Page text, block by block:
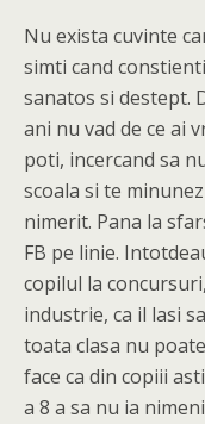
Nu exista cuvinte
simti cand
sanatos si destept.
ani nu vad de ce ai
poti, incercand sa
scoala si te
nimerit. Pana la
FB pe linie.
copilul la
industrie, ca il lasi
toata clasa nu
face ca din copiii
a 8 a sa nu ia